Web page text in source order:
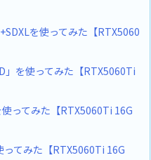
を使ってみた【RTX5060
」を使ってみた【RTX5060Ti
ってみた【RTX5060Ti 16G
てみた【RTX5060Ti 16G